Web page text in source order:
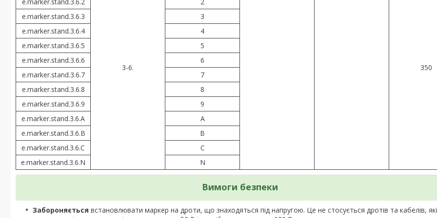
3-6. 350
e.marker.stand.3.6.3
3
e.marker.stand.3.6.4
4
e.marker.stand.3.6.5
5
e.marker.stand.3.6.6
6
e.marker.stand.3.6.7
7
e.marker.stand.3.6.8
8
e.marker.stand.3.6.9
9
e.marker.stand.3.6.A
A
e.marker.stand.3.6.В
В
e.marker.stand.3.6.С
С
e.marker.stand.3.6.N
N
Вимоги безпеки
Забороняється встановлювати маркер на дроти, що знаходяться під напругою. Це не стосується дротів та кабелів, які